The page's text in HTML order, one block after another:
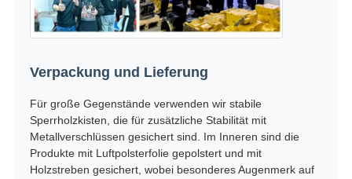
Verpackung und Lieferung
Für große Gegenstände verwenden wir stabile
Sperrholzkisten, die für zusätzliche Stabilität mit
Metallverschlüssen gesichert sind. Im Inneren sind die
Produkte mit Luftpolsterfolie gepolstert und mit
Holzstreben gesichert, wobei besonderes Augenmerk auf